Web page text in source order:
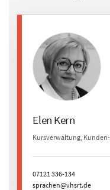
Elen Kern
Kursverwaltung,
07121 336-134
sprachen@vhsrt.de